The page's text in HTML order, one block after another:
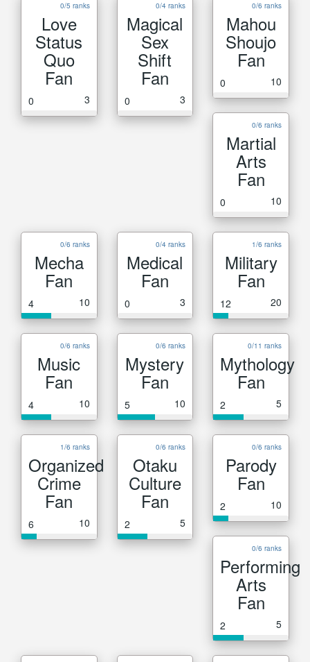
0/5 ranks
Love
Status
Quo
Fan
0 3
0/4 ranks
Magical
Sex
Shift
Fan
0 3
0/6 ranks
Mahou
Shoujo
Fan
0 10
0/6 ranks
Martial
Arts
Fan
0 10
0/6 ranks
Mecha
Fan
4 10
0/4 ranks
Medical
Fan
0 3
1/6 ranks
Military
Fan
12 20
0/6 ranks
Music
Fan
4 10
0/6 ranks
Mystery
Fan
5 10
0/11 ranks
Mythology
Fan
2 5
1/6 ranks
Organized
Crime
Fan
6 10
0/6 ranks
Otaku
Culture
Fan
2 5
0/6 ranks
Parody
Fan
2 10
0/6 ranks
Performing
Arts
Fan
2 5